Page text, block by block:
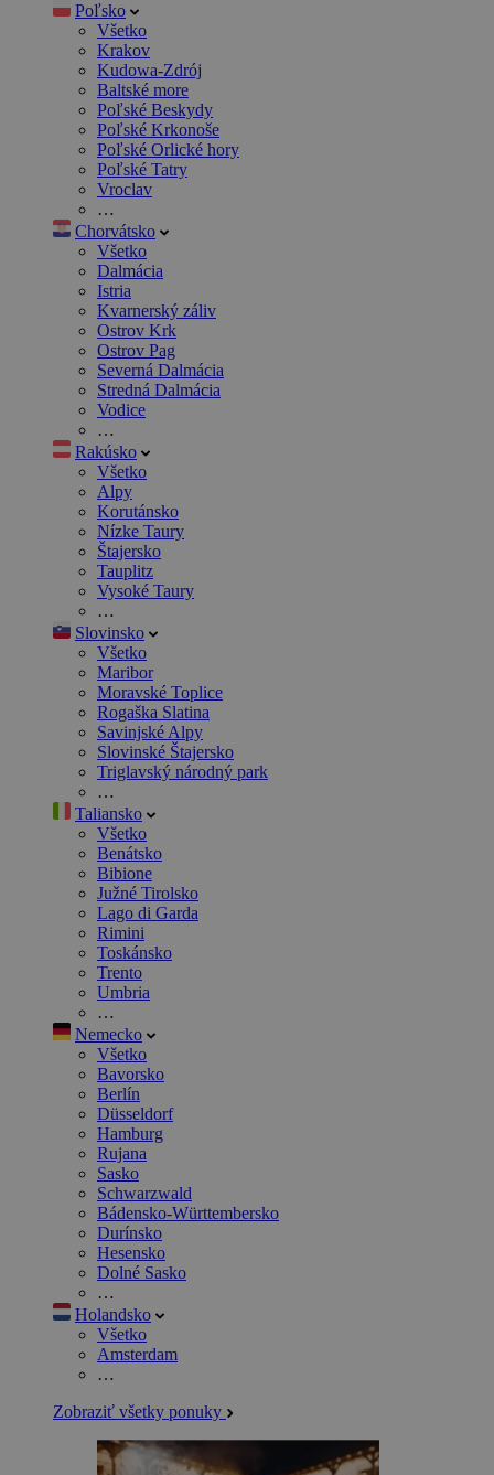
Poľsko
Všetko
Krakov
Kudowa-Zdrój
Baltské more
Poľské Beskydy
Poľské Krkonoše
Poľské Orlické hory
Poľské Tatry
Vroclav
…
Chorvátsko
Všetko
Dalmácia
Istria
Kvarnerský záliv
Ostrov Krk
Ostrov Pag
Severná Dalmácia
Stredná Dalmácia
Vodice
…
Rakúsko
Všetko
Alpy
Korutánsko
Nízke Taury
Štajersko
Tauplitz
Vysoké Taury
…
Slovinsko
Všetko
Maribor
Moravské Toplice
Rogaška Slatina
Savinjské Alpy
Slovinské Štajersko
Triglavský národný park
…
Taliansko
Všetko
Benátsko
Bibione
Južné Tirolsko
Lago di Garda
Rimini
Toskánsko
Trento
Umbria
…
Nemecko
Všetko
Bavorsko
Berlín
Düsseldorf
Hamburg
Rujana
Sasko
Schwarzwald
Bádensko-Württembersko
Durínsko
Hesensko
Dolné Sasko
…
Holandsko
Všetko
Amsterdam
…
Zobraziť všetky ponuky